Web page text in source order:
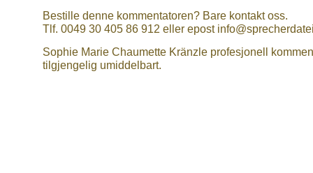
Bestille denne kommentatoren? Bare kontakt oss.
Tlf. 0049 30 405 86 912 eller epost
Sophie Marie Chaumette Kränzle profesjonell
tilgjengelig umiddelbart.